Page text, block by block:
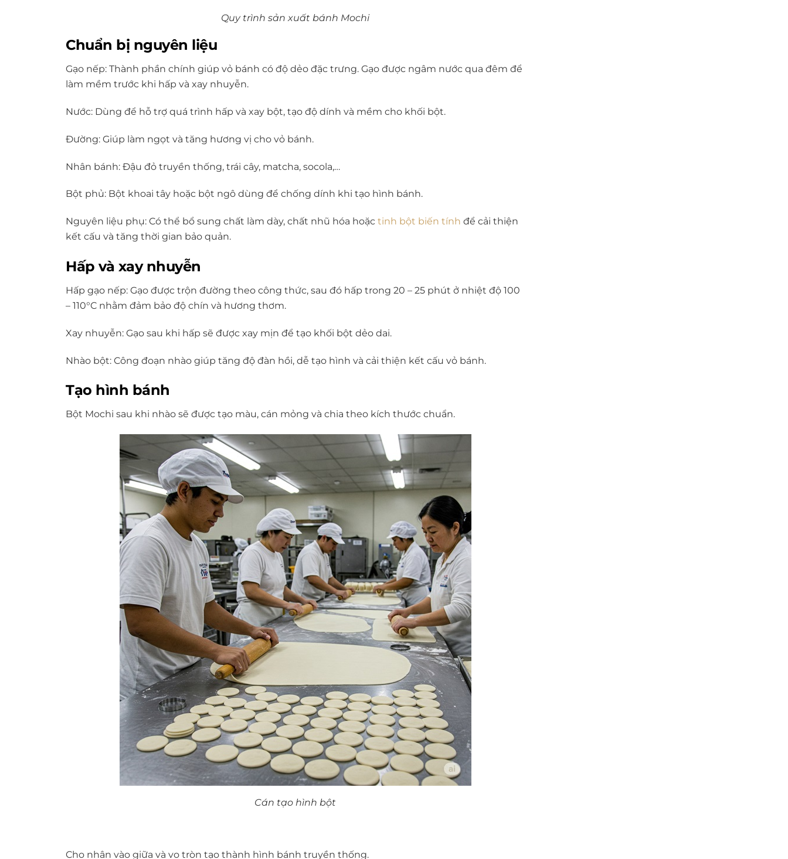
Quy trình sản xuất bánh Mochi
Chuẩn bị nguyên liệu
Gạo nếp: Thành phần chính giúp vỏ bánh có độ dẻo đặc trưng. Gạo được ngâm nước qua đêm để
làm mềm trước khi hấp và xay nhuyễn.
Nước: Dùng để hỗ trợ quá trình hấp và xay bột, tạo độ dính và mềm cho khối bột.
Đường: Giúp làm ngọt và tăng hương vị cho vỏ bánh.
Nhân bánh: Đậu đỏ truyền thống, trái cây, matcha, socola,…
Bột phủ: Bột khoai tây hoặc bột ngô dùng để chống dính khi tạo hình bánh.
Nguyên liệu phụ: Có thể bổ sung chất làm dày, chất nhũ hóa hoặc tinh bột biến tính để cải thiện
kết cấu và tăng thời gian bảo quản.
Hấp và xay nhuyễn
Hấp gạo nếp: Gạo được trộn đường theo công thức, sau đó hấp trong 20 – 25 phút ở nhiệt độ 100
– 110°C nhằm đảm bảo độ chín và hương thơm.
Xay nhuyễn: Gạo sau khi hấp sẽ được xay mịn để tạo khối bột dẻo dai.
Nhào bột: Công đoạn nhào giúp tăng độ đàn hồi, dễ tạo hình và cải thiện kết cấu vỏ bánh.
Tạo hình bánh
Bột Mochi sau khi nhào sẽ được tạo màu, cán mỏng và chia theo kích thước chuẩn.
Cán tạo hình bột
Cho nhân vào giữa và vo tròn tạo thành hình bánh truyền thống.